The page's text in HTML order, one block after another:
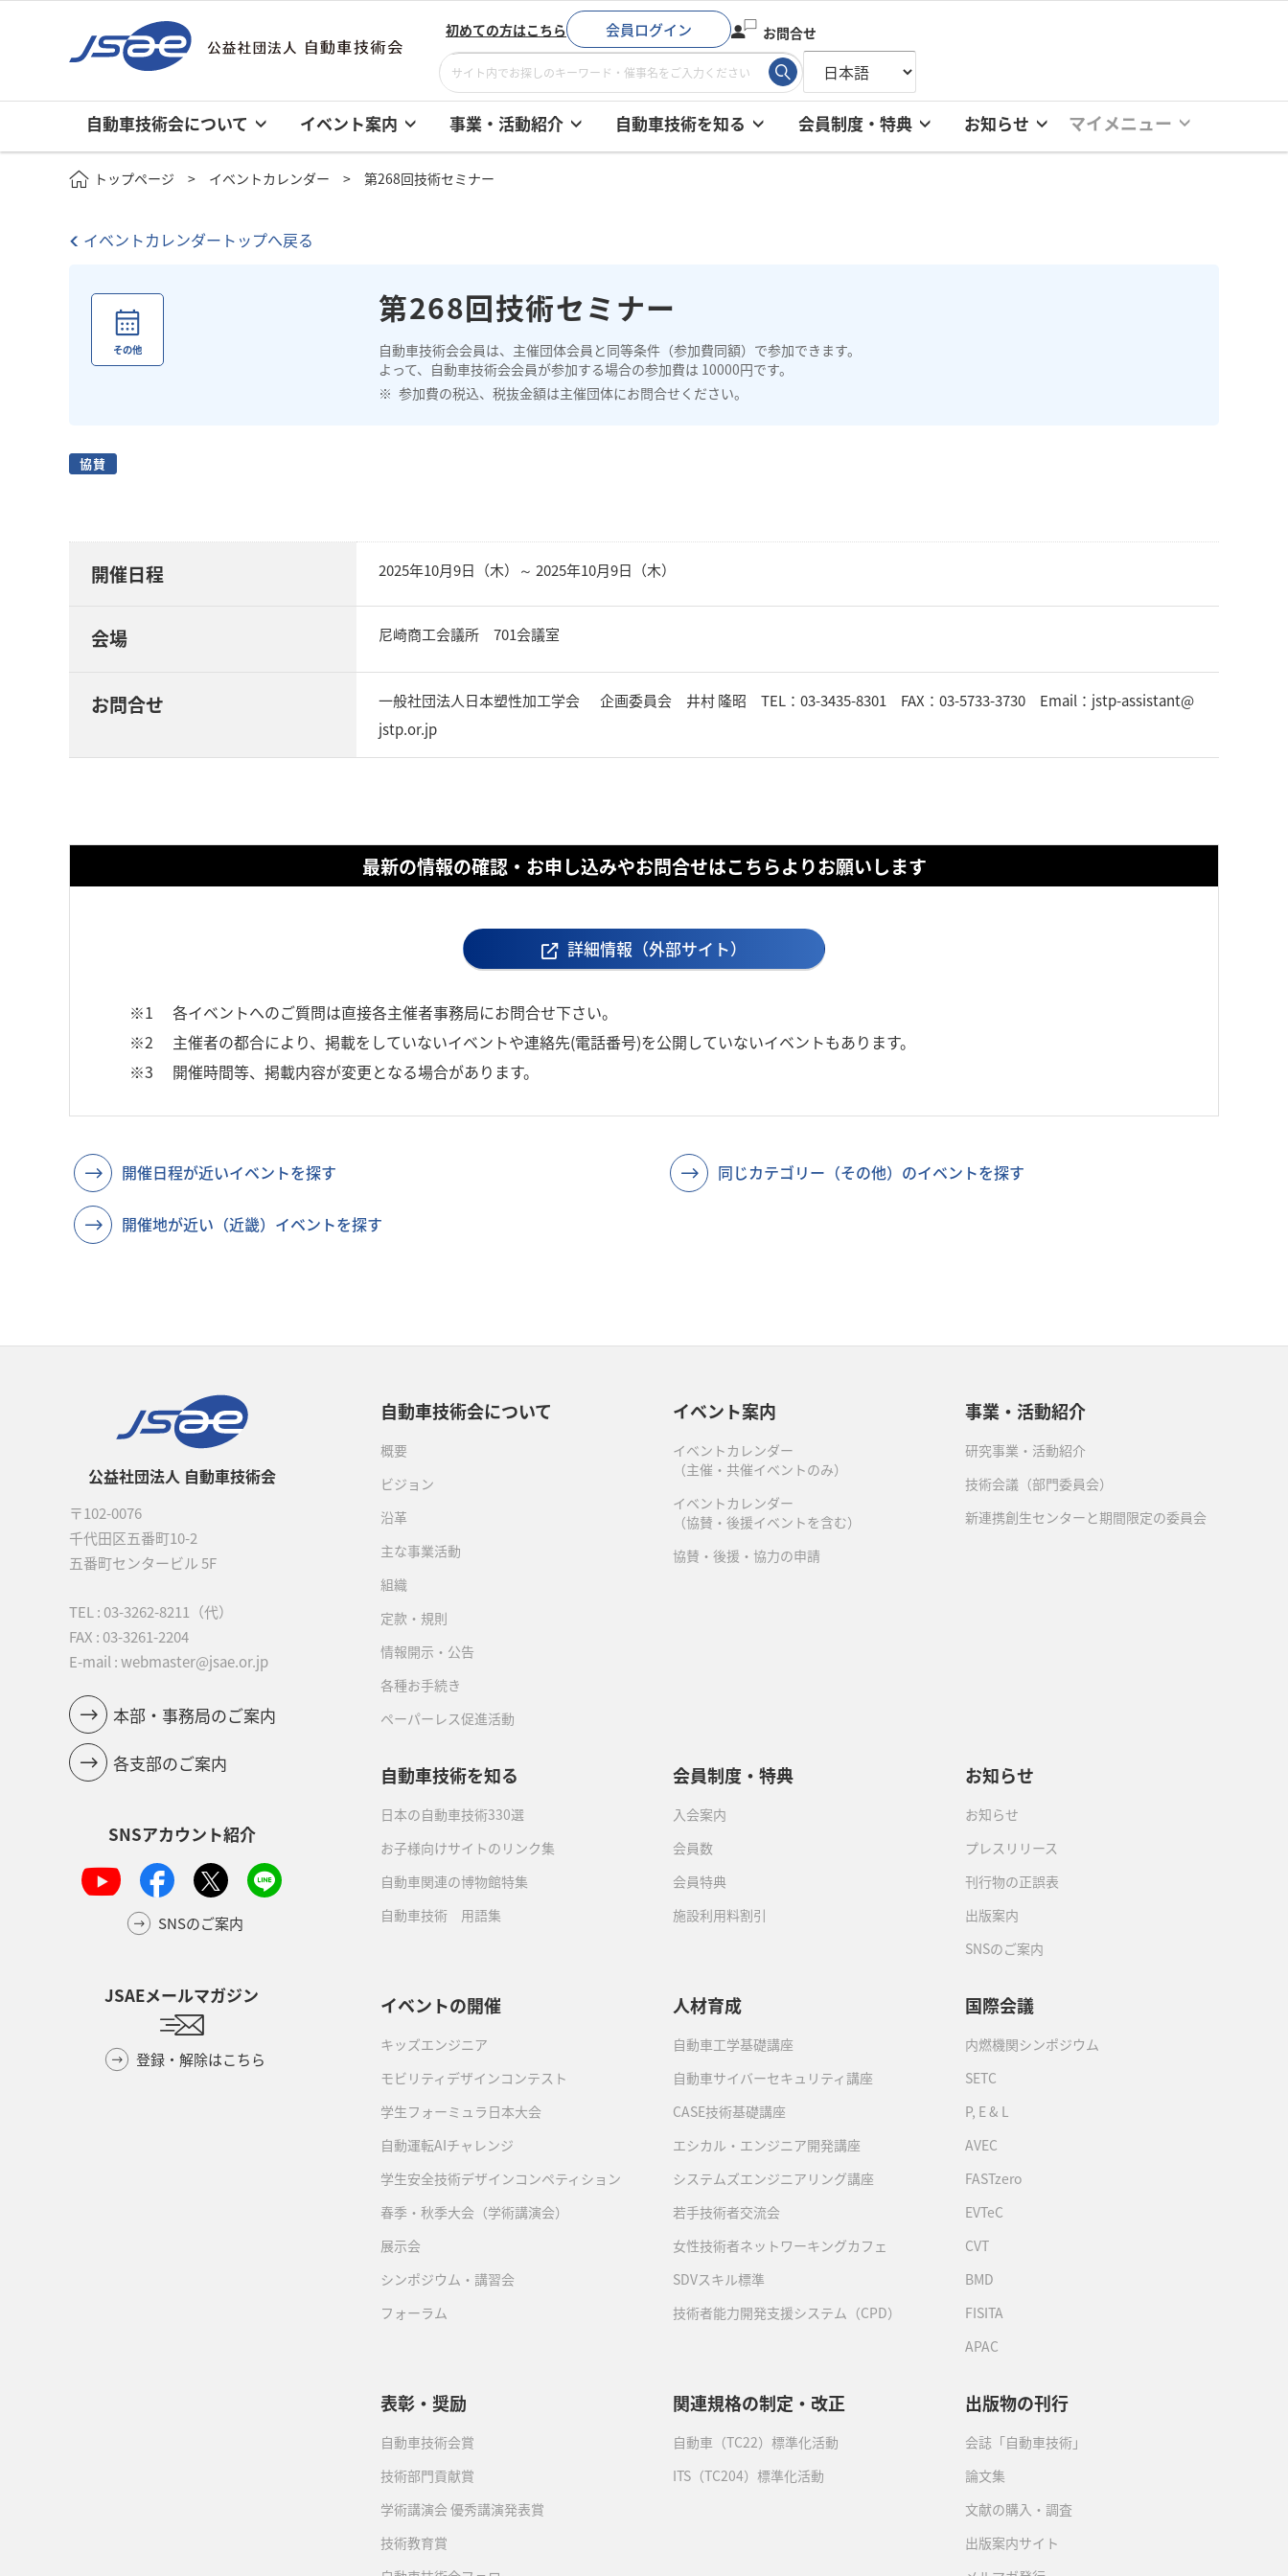
初めての方はこちら 会員ログイン お問合せ
自動車技術会について イベント案内 事業・活動紹介 自動車技術を知る 会員制度・特典 お知らせ マイメニュー
トップページ イベントカレンダー 第268回技術セミナー
イベントカレンダートップへ戻る
第268回技術セミナー
自動車技術会会員は、主催団体会員と同等条件（参加費同額）で参加できます。
よって、自動車技術会会員が参加する場合の参加費は 10000円です。
参加費の税込、税抜金額は主催団体にお問合せください。
その他
協賛
開催日程 2025年10月9日（木）～ 2025年10月9日（木）
会場 尼崎商工会議所 701会議室
お問合せ
一般社団法人日本塑性加工学会 企画委員会 井村 隆昭 TEL：03-3435-8301 FAX：03-5733-3730 Email：jstp-assistant@
jstp.or.jp
最新の情報の確認・お申し込みやお問合せはこちらよりお願いします
詳細情報（外部サイト）
※1
各イベントへのご質問は直接各主催者事務局にお問合せ下さい。
※2
主催者の都合により、掲載をしていないイベントや連絡先(電話番号)を公開していないイベントもあります。
※3
開催時間等、掲載内容が変更となる場合があります。
開催日程が近いイベントを探す 同じカテゴリー（その他）のイベントを探す
開催地が近い（近畿）イベントを探す
公益社団法人 自動車技術会
〒102-0076
千代田区五番町10-2
五番町センタービル 5F
TEL : 03-3262-8211
（代）
FAX : 03-3261-2204
E-mail : webmaster@jsae.or.jp
本部・事務局のご案内
各支部のご案内
SNSアカウント紹介
SNSのご案内
JSAEメールマガジン
登録・解除はこちら
自動車技術会について
概要
ビジョン
沿革
主な事業活動
組織
定款・規則
情報開示・公告
各種お手続き
ペーパーレス促進活動
イベント案内
イベントカレンダー
（主催・共催イベントのみ）
イベントカレンダー
（協賛・後援イベントを含む）
協賛・後援・協力の申請
事業・活動紹介
研究事業・活動紹介
技術会議（部門委員会）
新連携創生センターと期間限定の委員会
自動車技術を知る
日本の自動車技術330選
お子様向けサイトのリンク集
自動車関連の博物館特集
自動車技術 用語集
会員制度・特典
入会案内
会員数
会員特典
施設利用料割引
お知らせ
お知らせ
プレスリリース
刊行物の正誤表
出版案内
SNSのご案内
イベントの開催
キッズエンジニア
モビリティデザインコンテスト
学生フォーミュラ日本大会
自動運転AIチャレンジ
学生安全技術デザインコンペティション
春季・秋季大会（学術講演会）
展示会
シンポジウム・講習会
フォーラム
人材育成
自動車工学基礎講座
自動車サイバーセキュリティ講座
CASE技術基礎講座
エシカル・エンジニア開発講座
システムズエンジニアリング講座
若手技術者交流会
女性技術者ネットワーキングカフェ
SDVスキル標準
技術者能力開発支援システム（CPD）
国際会議
内燃機関シンポジウム
SETC
P, E & L
AVEC
FASTzero
EVTeC
CVT
BMD
FISITA
APAC
表彰・奨励
自動車技術会賞
技術部門貢献賞
学術講演会 優秀講演発表賞
技術教育賞
関連規格の制定・改正
自動車（TC22）標準化活動
ITS（TC204）標準化活動
出版物の刊行
会誌「自動車技術」
論文集
文献の購入・調査
出版案内サイト